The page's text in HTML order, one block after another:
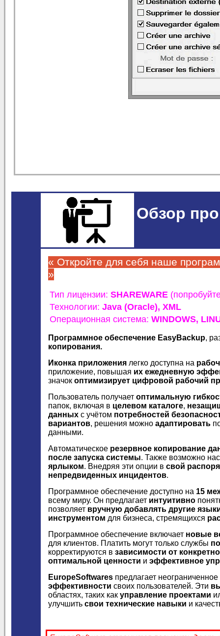
Обзор
« Откройте для себя наше
»
Тип лицензии: SHAREWARE
Технологии: Java (Oracle), XML
Операционная система: WINDOWS,
Программное обеспечение EasyBackup,
копирования.
Иконка приложения легко доступна на
приложение, повышая их ежедневную
значок оптимизирует цифровой рабочий
Пользователь получает оптимальную
папок, включая в целевом каталоге,
данных с учётом потребностей
вариантов, решения можно адаптировать
данными.
Автоматическое резервное копирование
после запуска системы. Также возможно
ярлыком. Внедряя эти опции в свой
непредвиденных инцидентов.
Программное обеспечение доступно на 15
всему миру. Он предлагает интуитивно
позволяет вручную добавлять другие
инструментом для бизнеса, стремящихся
Программное обеспечение включает новые
для клиентов. Платить могут только службы
корректируются в зависимости от
оптимальной ценности и эффективное
EuropeSoftwares предлагает неограниченное
эффективности своих пользователей. Эти
областях, таких как управление проектами
улучшить свои технические навыки и